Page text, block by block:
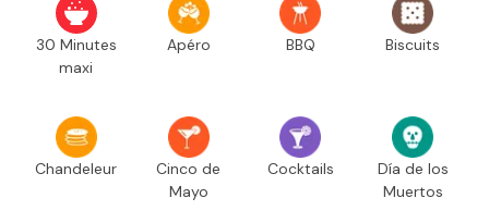
30 Minutes
maxi
Apéro BBQ Biscuits
Chandeleur
Cinco de
Mayo
Cocktails
Día de los
Muertos